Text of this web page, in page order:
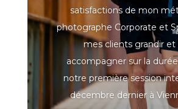
satisfactions de mon
photographe Corporate et
mes clients grandir et
accompagner sur la
notre première session
décembre dernier à